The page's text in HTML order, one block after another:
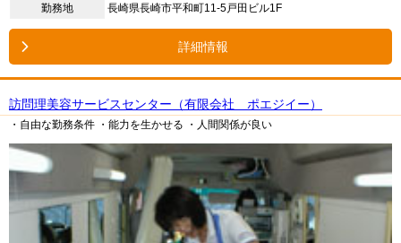
勤務地
長崎県長崎市平和町11-5戸田ビル1F
詳細情報
訪問理美容サービスセンター（有限会社 ポエジイー）
・自由な勤務条件 ・能力を生かせる ・人間関係が良い